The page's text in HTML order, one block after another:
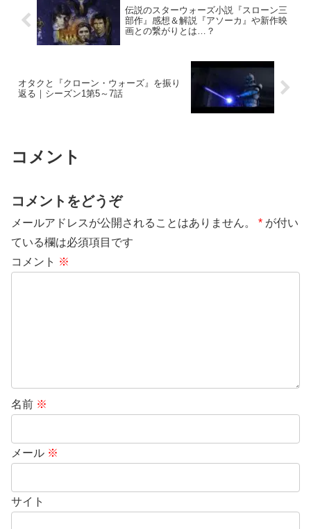
伝説のスターウォーズ小説『スローン三
部作』感想＆解説『アソーカ』や新作映
画との繋がりとは…？
オタクと『クローン・ウォーズ』を振り
返る｜シーズン1第5～7話
コメント
コメントをどうぞ
メールアドレスが公開されることはありません。 * が付い
ている欄は必須項目です
コメント ※
名前 ※
メール ※
サイト